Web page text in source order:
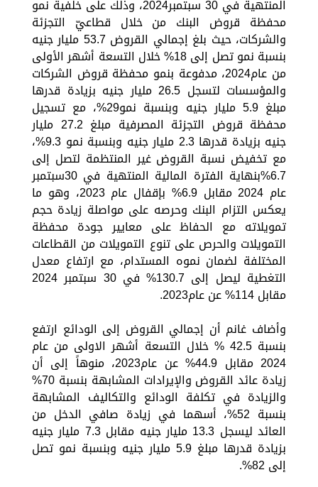
المنتهية في 30 سبتمبر2024، وذلك على خلفية نمو
محفظة قروض البنك من خلال قطاعيّ التجزئة
والشركات، حيث بلغ إجمالي القروض 53.7 مليار جنيه
بنسبة نمو تصل إلى 18% خلال التسعة أشهر الأولى
من عام2024، مدفوعة بنمو محفظة قروض الشركات
والمؤسسات لتسجل 26.5 مليار جنيه بزيادة قدرها
مبلغ 5.9 مليار جنيه وبنسبة نمو29%، مع تسجيل
محفظة قروض التجزئة المصرفية مبلغ 27.2 مليار
جنيه بزيادة قدرها 2.3 مليار جنيه وبنسبة نمو 9.3%،
مع تخفيض نسبة القروض غير المنتظمة لتصل إلى
6.7%بنهاية الفترة المالية المنتهية في 30سبتمبر
عام 2024 مقابل 6.9% بإقفال عام 2023، وهو ما
يعكس التزام البنك وحرصه على مواصلة زيادة حجم
تمويلاته مع الحفاظ على معايير جودة محفظة
التمويلات والحرص على تنوع التمويلات من القطاعات
المختلفة لضمان نموه المستدام، مع ارتفاع معدل
التغطية ليصل إلى 130.7% في 30 سبتمبر 2024
مقابل 114% عن عام2023.
وأضاف غانم أن إجمالي القروض إلى الودائع ارتفع
بنسبة 42.5 % خلال التسعة أشهر الاولى من عام
2024 مقابل 44.9% عن عام2023، منوهاً إلى أن
زيادة عائد القروض والإيرادات المشابهة بنسبة 70%
والزيادة في تكلفة الودائع والتكاليف المشابهة
بنسبة 52%، أسهما في زيادة صافي الدخل من
العائد ليسجل 13.3 مليار جنيه مقابل 7.3 مليار جنيه
بزيادة قدرها مبلغ 5.9 مليار جنيه وبنسبة نمو تصل
إلى 82%.